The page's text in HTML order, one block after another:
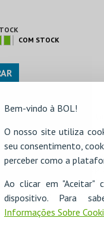
Bem-vindo à BOL!
O nosso site utiliza
seu consentimento,
perceber como a
Ao clicar em "Aceitar"
dispositivo. Para
Informações Sobre
COM STOCK
Rodrigues,
há mais de uma
regional e local, uns
dos encontros
e tempo na
do tempo”, é um
Municipal de Torres